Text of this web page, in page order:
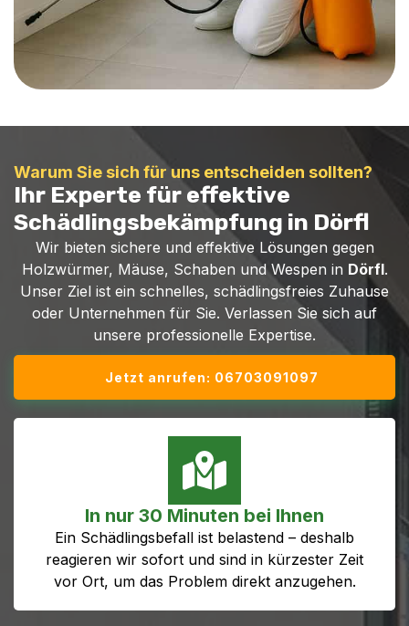
Warum Sie sich für uns entscheiden sollten?
Ihr Experte für effektive
Schädlingsbekämpfung in Dörfl
Wir bieten sichere und effektive Lösungen gegen
Holzwürmer, Mäuse, Schaben und Wespen in Dörfl.
Unser Ziel ist ein schnelles, schädlingsfreies Zuhause
oder Unternehmen für Sie. Verlassen Sie sich auf
unsere professionelle Expertise.
Jetzt anrufen: 06703091097
In nur 30 Minuten bei Ihnen
Ein Schädlingsbefall ist belastend – deshalb
reagieren wir sofort und sind in kürzester Zeit
vor Ort, um das Problem direkt anzugehen.